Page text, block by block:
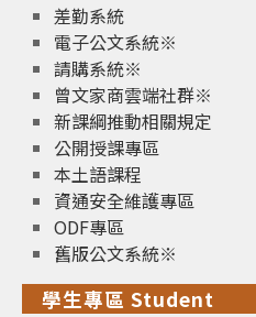
差勤系統
電子公文系統※
請購系統※
曾文家商雲端社群※
新課綱推動相關規定
公開授課專區
本土語課程
資通安全維護專區
ODF專區
舊版公文系統※
學生專區 Student